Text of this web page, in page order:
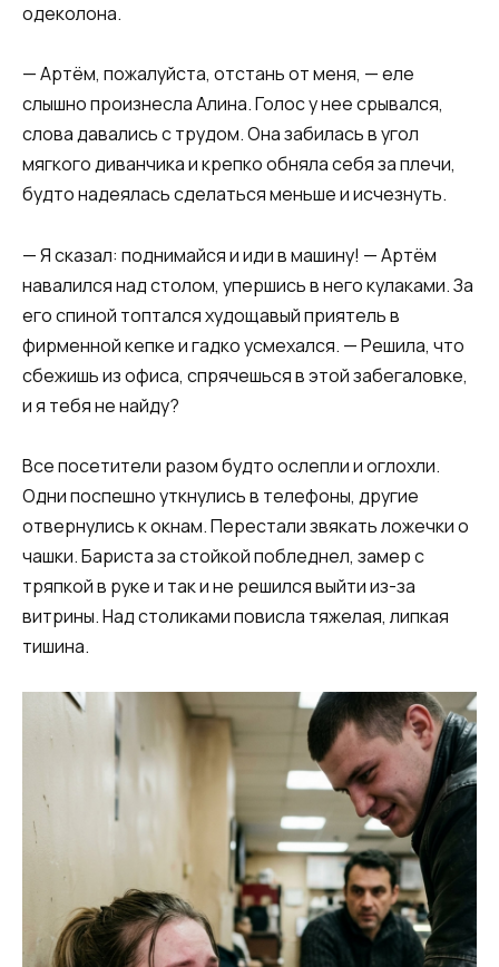
одеколона.
— Артём, пожалуйста, отстань от меня, — еле
слышно произнесла Алина. Голос у нее срывался,
слова давались с трудом. Она забилась в угол
мягкого диванчика и крепко обняла себя за плечи,
будто надеялась сделаться меньше и исчезнуть.
— Я сказал: поднимайся и иди в машину! — Артём
навалился над столом, упершись в него кулаками. За
его спиной топтался худощавый приятель в
фирменной кепке и гадко усмехался. — Решила, что
сбежишь из офиса, спрячешься в этой забегаловке,
и я тебя не найду?
Все посетители разом будто ослепли и оглохли.
Одни поспешно уткнулись в телефоны, другие
отвернулись к окнам. Перестали звякать ложечки о
чашки. Бариста за стойкой побледнел, замер с
тряпкой в руке и так и не решился выйти из-за
витрины. Над столиками повисла тяжелая, липкая
тишина.